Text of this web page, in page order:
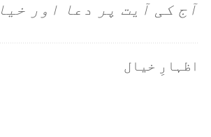
آج کی آیت پر دعا اور
اظہارِ خیال